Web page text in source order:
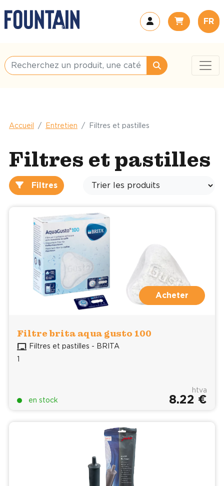
FR
Accueil Entretien Filtres et pastilles
Filtres et pastilles
Filtres
Acheter
Filtre brita aqua gusto 100
Filtres et pastilles - BRITA
en stock
htva
8.22 €